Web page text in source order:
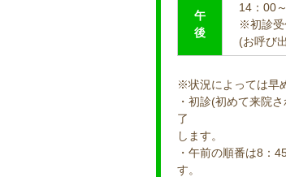
午
後
14：00
※初診受
(お呼び
※状況によっては早
・初診(初めて来院
了
します。
・午前の順番は8：
す。